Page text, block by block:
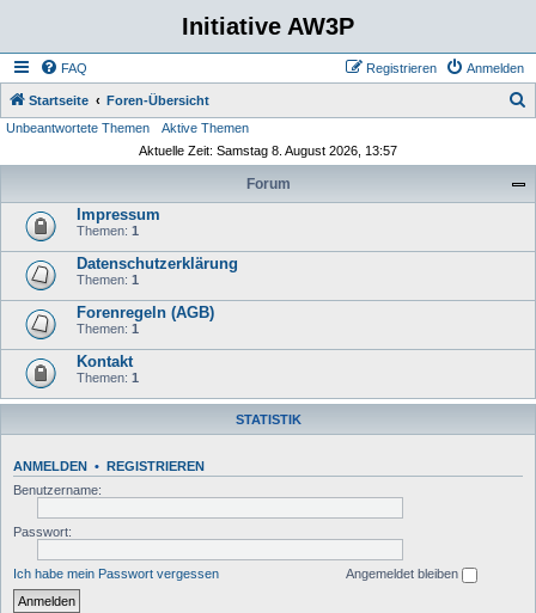
Initiative AW3P
FAQ Anmelden
Registrieren
Startseite Foren-Übersicht
Unbeantwortete Themen
Aktive Themen
Aktuelle Zeit: Samstag 8. August 2026, 13:57
Forum
Impressum
Themen: 1
Datenschutzerklärung
Themen: 1
Forenregeln (AGB)
Themen: 1
Kontakt
Themen: 1
STATISTIK
ANMELDEN • REGISTRIEREN
Benutzername:
Passwort:
Ich habe mein Passwort vergessen Angemeldet bleiben